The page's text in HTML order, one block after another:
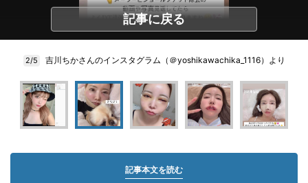
記事に戻る
2/5 吉川ちかさんのインスタグラム（＠yoshikawachika_1116）より
記事本文を読む